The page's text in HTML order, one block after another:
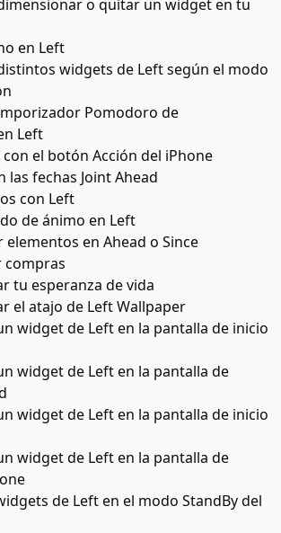
o quitar un widget en tu
en Left
widgets de Left según el modo
Pomodoro de
Left
el botón Acción del iPhone
las fechas Joint Ahead
con Left
de ánimo en Left
en Ahead o Since
compras
tu esperanza de vida
el atajo de Left Wallpaper
widget de Left en la pantalla de inicio
widget de Left en la pantalla de
widget de Left en la pantalla de inicio
widget de Left en la pantalla de
de Left en el modo StandBy del